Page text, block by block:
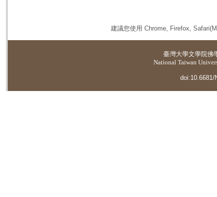
建議您使用 Chrome, Firefox,
臺灣大學文學院佛
National Taiwan
doi:10.6681/